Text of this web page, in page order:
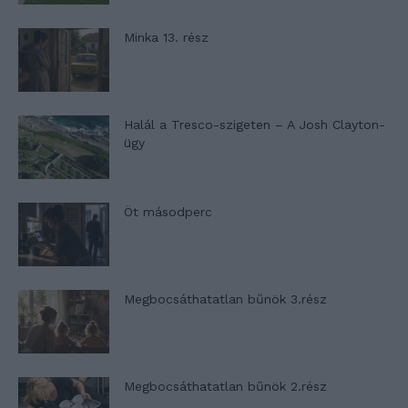
Minka 13. rész
Halál a Tresco-szigeten – A Josh Clayton-
ügy
Öt másodperc
Megbocsáthatatlan bűnök 3.rész
Megbocsáthatatlan bűnök 2.rész